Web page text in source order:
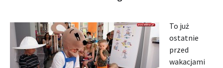
To już
ostatnie
przed
wakacjami